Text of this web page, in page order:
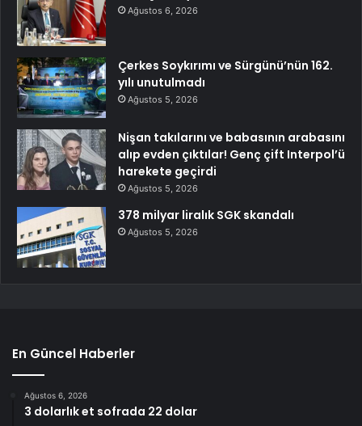
Ağustos 6, 2026
Çerkes Soykırımı ve Sürgünü’nün 162.
yılı unutulmadı
Ağustos 5, 2026
Nişan takılarını ve babasının arabasını
alıp evden çıktılar! Genç çift Interpol’ü
harekete geçirdi
Ağustos 5, 2026
378 milyar liralık SGK skandalı
Ağustos 5, 2026
En Güncel Haberler
Ağustos 6, 2026
3 dolarlık et sofrada 22 dolar